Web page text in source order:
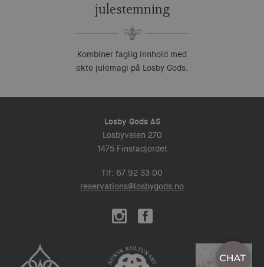
julestemning
Kombiner faglig innhold med
ekte julemagi på Losby Gods.
Losby Gods AS
Losbyveien 270
1475 Finstadjordet
Tlf: 67 92 33 00
reservations@losbygods.no